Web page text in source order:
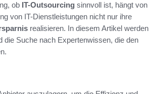
ob IT-Outsourcing sinnvoll ist, hängt von
von IT-Dienstleistungen nicht nur ihre
realisieren. In diesem Artikel werden
die Suche nach Expertenwissen, die den